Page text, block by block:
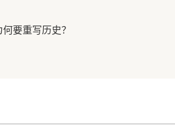
要重写历史？